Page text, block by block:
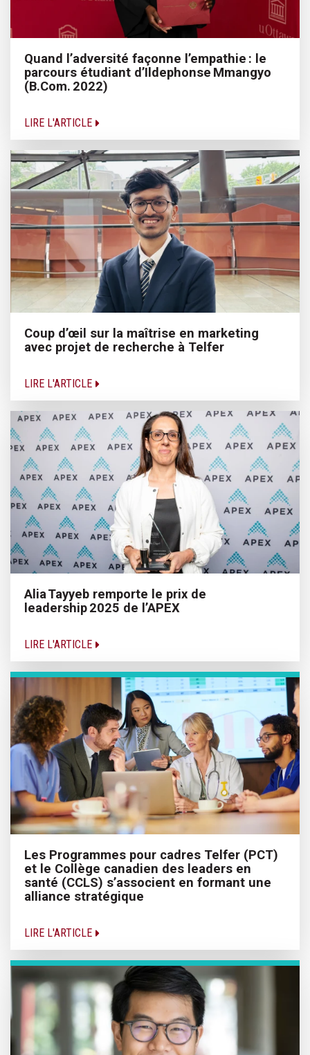
Quand l’adversité façonne l’empathie : le
parcours étudiant d’Ildephonse Mmangyo
(B.Com. 2022)
LIRE L'ARTICLE
Coup d’œil sur la maîtrise en marketing
avec projet de recherche à Telfer
LIRE L'ARTICLE
Alia Tayyeb remporte le prix de
leadership 2025 de l’APEX
LIRE L'ARTICLE
Les Programmes pour cadres Telfer (PCT)
et le Collège canadien des leaders en
santé (CCLS) s’associent en formant une
alliance stratégique
LIRE L'ARTICLE